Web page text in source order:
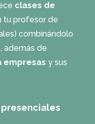
clases de
tu profesor de
combinándolo
, además de
empresas y sus